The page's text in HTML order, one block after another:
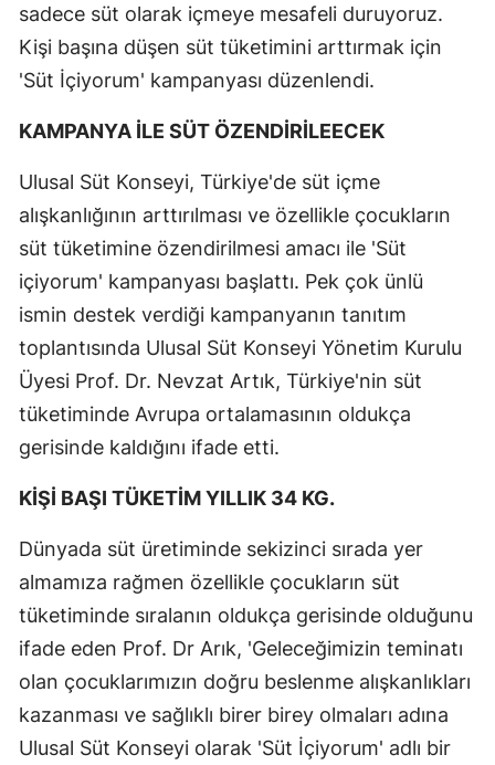
sadece süt olarak içmeye mesafeli duruyoruz.
Kişi başına düşen süt tüketimini arttırmak için
'Süt İçiyorum' kampanyası düzenlendi.
KAMPANYA İLE SÜT ÖZENDİRİLEECEK
Ulusal Süt Konseyi, Türkiye'de süt içme
alışkanlığının arttırılması ve özellikle çocukların
süt tüketimine özendirilmesi amacı ile 'Süt
içiyorum' kampanyası başlattı. Pek çok ünlü
ismin destek verdiği kampanyanın tanıtım
toplantısında Ulusal Süt Konseyi Yönetim Kurulu
Üyesi Prof. Dr. Nevzat Artık, Türkiye'nin süt
tüketiminde Avrupa ortalamasının oldukça
gerisinde kaldığını ifade etti.
KİŞİ BAŞI TÜKETİM YILLIK 34 KG.
Dünyada süt üretiminde sekizinci sırada yer
almamıza rağmen özellikle çocukların süt
tüketiminde sıralanın oldukça gerisinde olduğunu
ifade eden Prof. Dr Arık, 'Geleceğimizin teminatı
olan çocuklarımızın doğru beslenme alışkanlıkları
kazanması ve sağlıklı birer birey olmaları adına
Ulusal Süt Konseyi olarak 'Süt İçiyorum' adlı bir